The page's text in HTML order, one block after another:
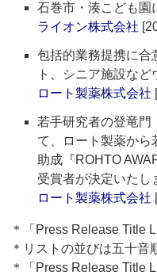
石巻市・湊こども園
ライオン株式会社
包括的業務提携に
ト、シニア施設な
ロート製薬株式会社
若手研究者の登竜門
て、ロート製薬か
助成『ROHTO
受賞者が決定いたし
ロート製薬株式会社
＊「Press Release Title
＊リストの並びは五十音
＊「Press Release Title